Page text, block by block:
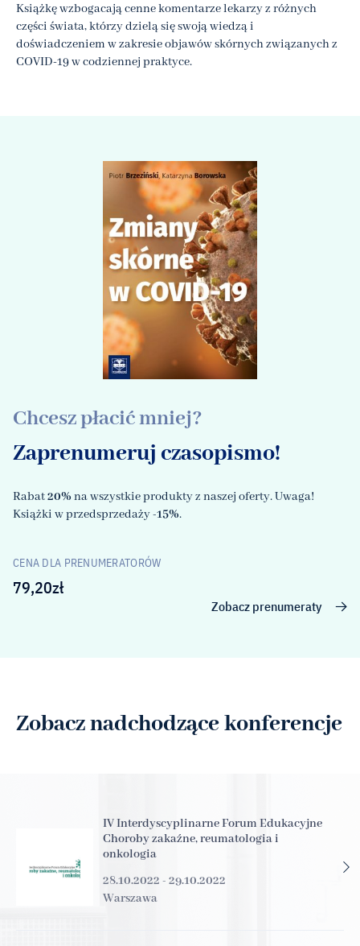
Książkę wzbogacają cenne komentarze lekarzy z różnych
części świata, którzy dzielą się swoją wiedzą i
doświadczeniem w zakresie objawów skórnych związanych z
COVID-19 w codziennej praktyce.
Chcesz płacić mniej?
Zaprenumeruj czasopismo!
Rabat20% na wszystkie produkty z naszej oferty. Uwaga!
Książki w przedsprzedaży-15%.
CENA DLA PRENUMERATORÓW
79,20zł
Zobacz prenumeraty
Zobacz nadchodzące konferencje
IV Interdyscyplinarne Forum Edukacyjne
Choroby zakaźne, reumatologia i
onkologia
28.10.2022 - 29.10.2022
Warszawa